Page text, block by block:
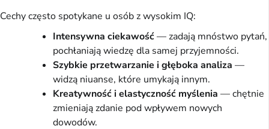
Cechy często spotykane u osób z wysokim IQ:
Intensywna ciekawość— zadają mnóstwo pytań,
pochłaniają wiedzę dla samej przyjemności.
Szybkie przetwarzanie i głęboka analiza —
widzą niuanse, które umykają innym.
Kreatywność i elastyczność myślenia — chętnie
zmieniają zdanie pod wpływem nowych
dowodów.